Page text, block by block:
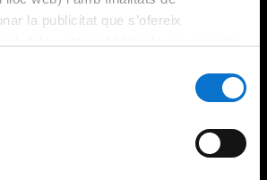
la publicitat que s’ofereix
de galetes del lloc web de la